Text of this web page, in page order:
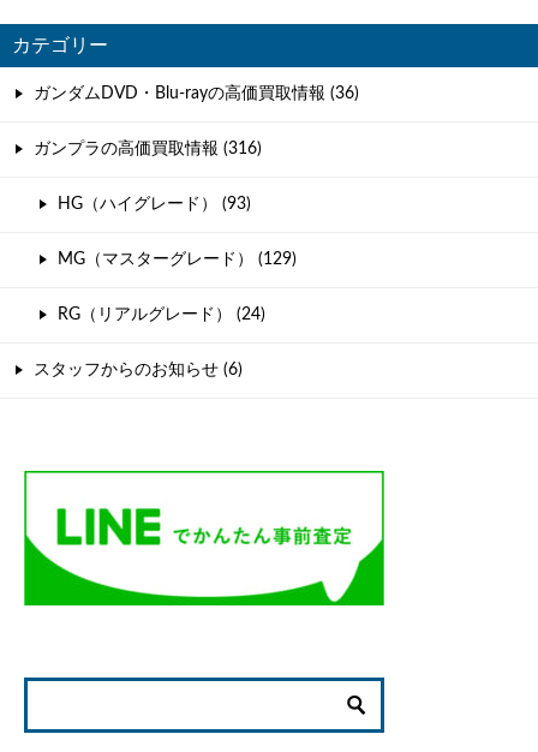
カテゴリー
ガンダムDVD・Blu-rayの高価買取情報 (36)
ガンプラの高価買取情報 (316)
HG（ハイグレード） (93)
MG（マスターグレード） (129)
RG（リアルグレード） (24)
スタッフからのお知らせ (6)